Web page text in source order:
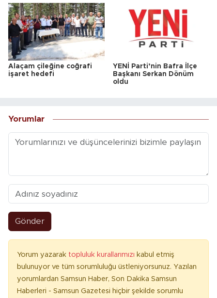
Alaçam çileğine coğrafi
işaret hedefi
YENİ Parti’nin Bafra İlçe
Başkanı Serkan Dönüm
oldu
Yorumlar
Gönder
Yorum yazarak topluluk kurallarımızı kabul etmiş
bulunuyor ve tüm sorumluluğu üstleniyorsunuz. Yazılan
yorumlardan Samsun Haber, Son Dakika Samsun
Haberleri - Samsun Gazetesi hiçbir şekilde sorumlu